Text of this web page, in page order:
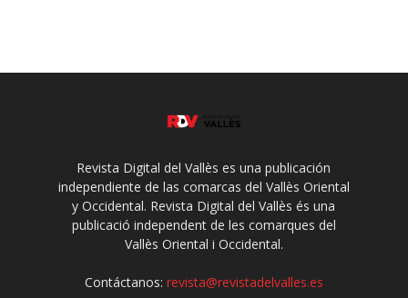
Revista Digital del Vallès es una publicación
independiente de las comarcas del Vallès Oriental
y Occidental. Revista Digital del Vallès és una
publicació independent de les comarques del
Vallès Oriental i Occidental.
Contáctanos: revista@revistadelvalles.es